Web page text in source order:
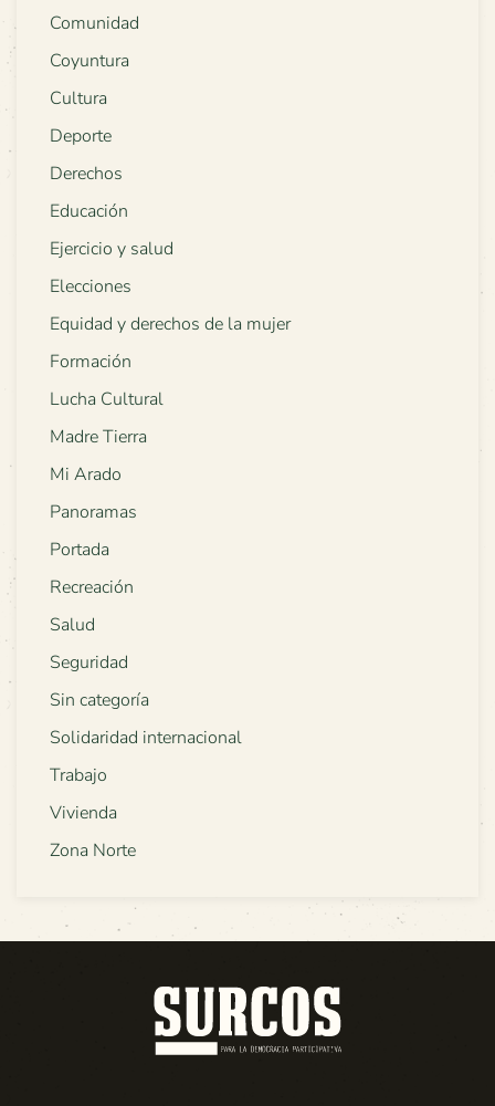
Comunidad
Coyuntura
Cultura
Deporte
Derechos
Educación
Ejercicio y salud
Elecciones
Equidad y derechos de la mujer
Formación
Lucha Cultural
Madre Tierra
Mi Arado
Panoramas
Portada
Recreación
Salud
Seguridad
Sin categoría
Solidaridad internacional
Trabajo
Vivienda
Zona Norte